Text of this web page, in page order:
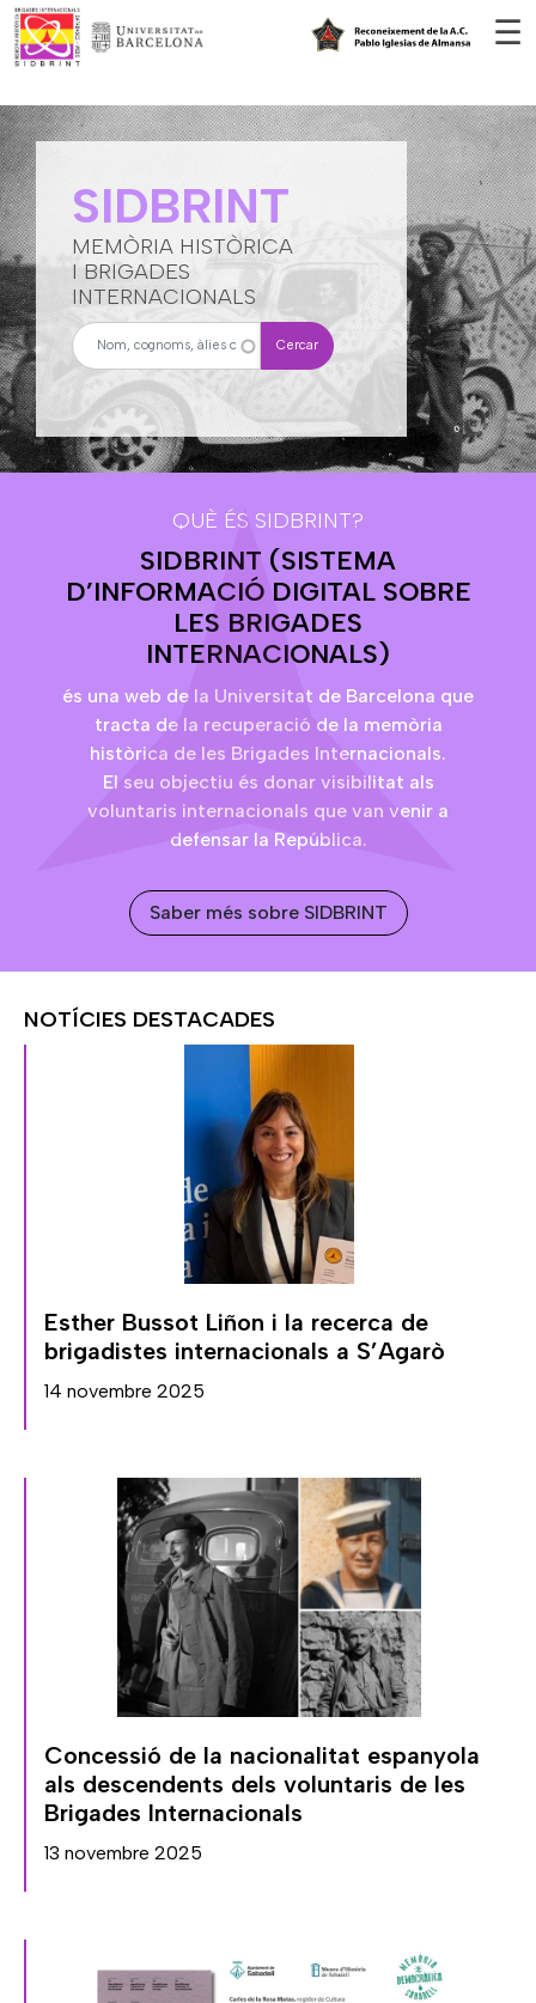
☰
SIDBRINT
MEMÒRIA HISTÒRICA
I BRIGADES
INTERNACIONALS
Cercar
QUÈ ÉS SIDBRINT?
SIDBRINT (SISTEMA
D’INFORMACIÓ DIGITAL SOBRE
LES BRIGADES
INTERNACIONALS)
és una web de la Universitat de Barcelona que
tracta de la recuperació de la memòria
històrica de les Brigades Internacionals.
El seu objectiu és donar visibilitat als
voluntaris internacionals que van venir a
defensar la República.
Saber més sobre SIDBRINT
NOTÍCIES DESTACADES
Esther Bussot Liñon i la recerca de
brigadistes internacionals a S’Agarò
14 novembre 2025
Concessió de la nacionalitat espanyola
als descendents dels voluntaris de les
Brigades Internacionals
13 novembre 2025